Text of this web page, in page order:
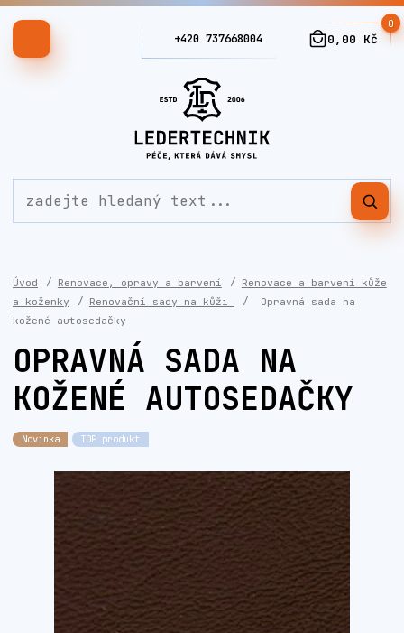
+420 737668004
0
0,00 Kč
Úvod Renovace, opravy a barvení
Renovace a barvení kůže
a koženky
Renovační sady na kůži
Opravná sada na
kožené autosedačky
OPRAVNÁ SADA NA
KOŽENÉ AUTOSEDAČKY
Novinka TOP produkt